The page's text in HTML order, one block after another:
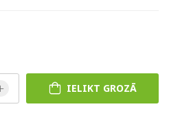
IELIKT GROZĀ